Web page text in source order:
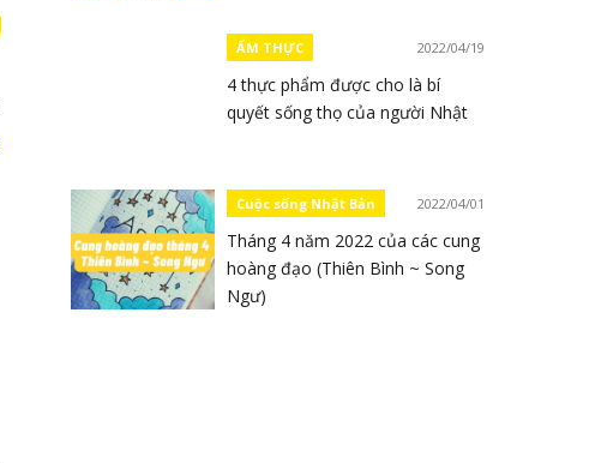
ẨM THỰC 2022/04/19
4 thực phẩm được cho là bí
quyết sống thọ của người Nhật
Cuộc sống Nhật Bản 2022/04/01
Tháng 4 năm 2022 của các cung
hoàng đạo (Thiên Bình ~ Song
Ngư)